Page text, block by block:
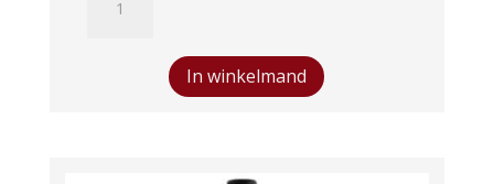
Sauvignon
In winkelmand